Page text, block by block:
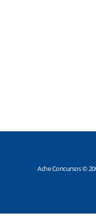
Ache Concursos ©